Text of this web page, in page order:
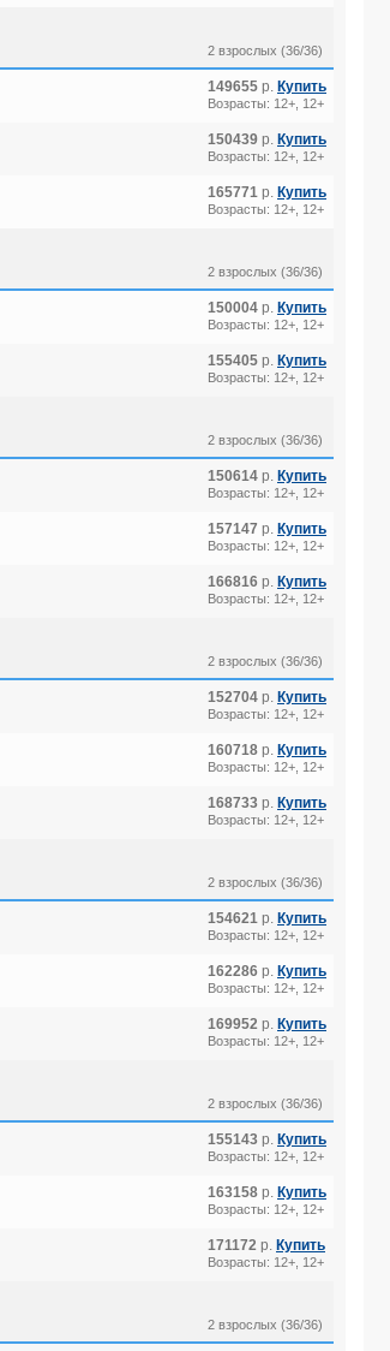
2 взрослых (36/36)
149655 р. Купить
Возрасты: 12+, 12+
150439 р. Купить
Возрасты: 12+, 12+
165771 р. Купить
Возрасты: 12+, 12+
2 взрослых (36/36)
150004 р. Купить
Возрасты: 12+, 12+
155405 р. Купить
Возрасты: 12+, 12+
2 взрослых (36/36)
150614 р. Купить
Возрасты: 12+, 12+
157147 р. Купить
Возрасты: 12+, 12+
166816 р. Купить
Возрасты: 12+, 12+
2 взрослых (36/36)
152704 р. Купить
Возрасты: 12+, 12+
160718 р. Купить
Возрасты: 12+, 12+
168733 р. Купить
Возрасты: 12+, 12+
2 взрослых (36/36)
154621 р. Купить
Возрасты: 12+, 12+
162286 р. Купить
Возрасты: 12+, 12+
169952 р. Купить
Возрасты: 12+, 12+
2 взрослых (36/36)
155143 р. Купить
Возрасты: 12+, 12+
163158 р. Купить
Возрасты: 12+, 12+
171172 р. Купить
Возрасты: 12+, 12+
2 взрослых (36/36)